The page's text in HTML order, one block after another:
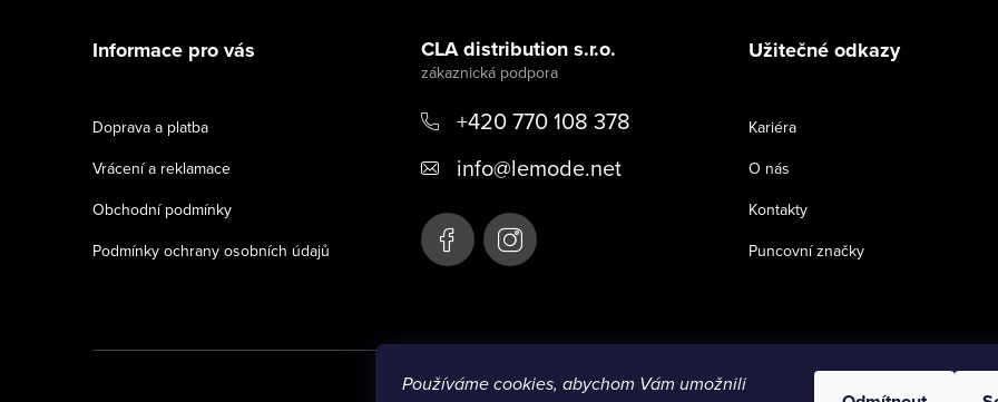
Používáme cookies, abychom Vám umožnili
Informace pro vás
Doprava a platba
Vrácení a reklamace
Obchodní podmínky
Podmínky ochrany osobních údajů
CLA distribution s.r.o.
+420 770 108 378
info@lemode.net
Užitečné odkazy
Kariéra
O nás
Kontakty
Puncovní značky